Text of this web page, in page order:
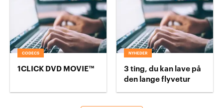
CODECS
1CLICK DVD MOVIE™
NYHEDER
3 ting, du kan lave på
den lange flyvetur